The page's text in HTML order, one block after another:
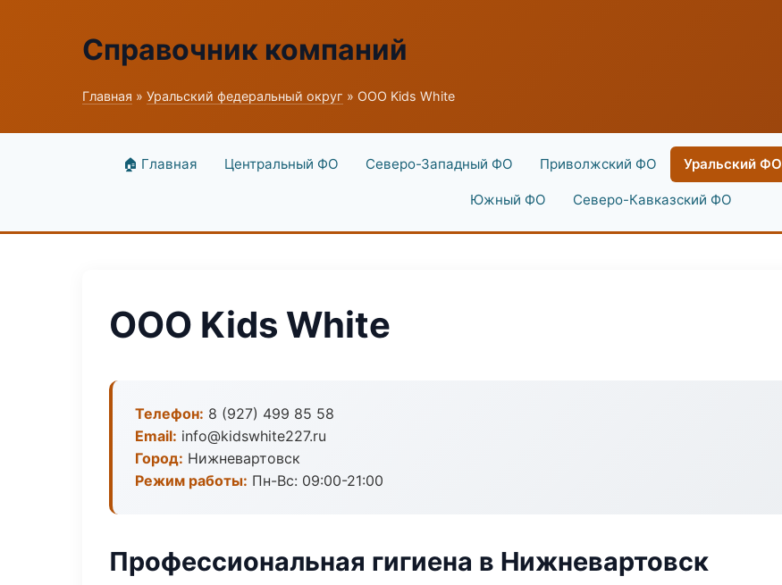
Справочник компаний
Главная » Уральский федеральный округ » ООО Kids White
🏠 Главная Центральный ФО Северо-Западный ФО Приволжский ФО Уральский ФО
Южный ФО Северо-Кавказский ФО
ООО Kids White
Телефон: 8 (927) 499 85 58
Email: info@kidswhite227.ru
Город: Нижневартовск
Режим работы: Пн-Вс: 09:00-21:00
Профессиональная гигиена в Нижневартовск